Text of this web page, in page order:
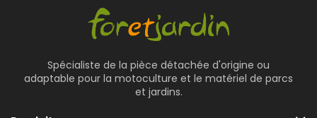
Spécialiste de la pièce détachée d'origine ou
adaptable pour la motoculture et le matériel de parcs
et jardins.